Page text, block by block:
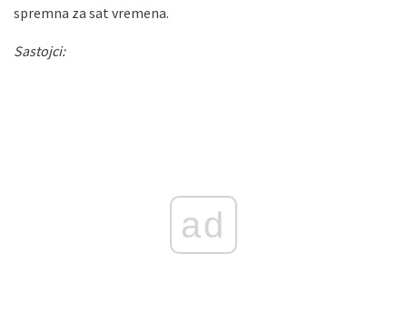
spremna za sat vremena.
Sastojci:
ad